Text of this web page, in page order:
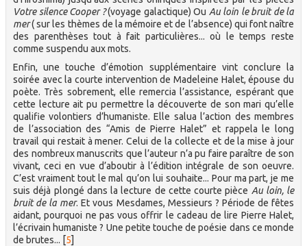
Votre silence Cooper ?(voyage galactique) Ou Au loin le bruit de la
mer( sur les thèmes de la mémoire et de l’absence) qui font naître
des parenthèses tout à fait particulières... où le temps reste
comme suspendu aux mots.
Enfin, une touche d’émotion supplémentaire vint conclure la
soirée avec la courte intervention de Madeleine Halet, épouse du
poète. Très sobrement, elle remercia l’assistance, espérant que
cette lecture ait pu permettre la découverte de son mari qu’elle
qualifie volontiers d’humaniste. Elle salua l’action des membres
de l’association des “Amis de Pierre Halet” et rappela le long
travail qui restait à mener. Celui de la collecte et de la mise à jour
des nombreux manuscrits que l’auteur n’a pu faire paraître de son
vivant, ceci en vue d’aboutir à l’édition intégrale de son oeuvre.
C’est vraiment tout le mal qu’on lui souhaite... Pour ma part, je me
suis déjà plongé dans la lecture de cette courte pièce Au loin, le
bruit de la mer. Et vous Mesdames, Messieurs ? Période de fêtes
aidant, pourquoi ne pas vous offrir le cadeau de lire Pierre Halet,
l’écrivain humaniste ? Une petite touche de poésie dans ce monde
de brutes... [5]